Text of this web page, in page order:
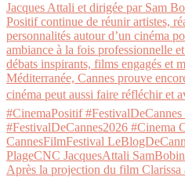
Après la projection du film Clarissa